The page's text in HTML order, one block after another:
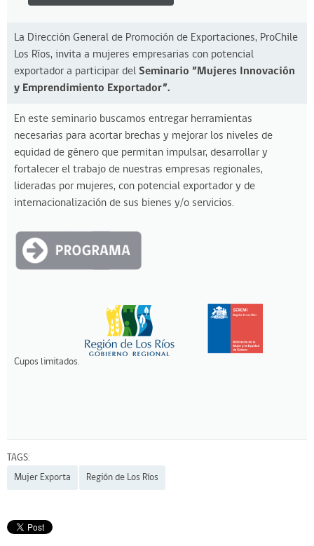
La Dirección General de Promoción de Exportaciones, ProChile
Los Ríos, invita a mujeres empresarias con potencial
exportador a participar del Seminario ”Mujeres Innovación
y Emprendimiento Exportador”.
En este seminario buscamos entregar herramientas
necesarias para acortar brechas y mejorar los niveles de
equidad de género que permitan impulsar, desarrollar y
fortalecer el trabajo de nuestras empresas regionales,
lideradas por mujeres, con potencial exportador y de
internacionalización de sus bienes y/o servicios.
Cupos limitados.
TAGS:
Mujer Exporta
Región de Los Ríos